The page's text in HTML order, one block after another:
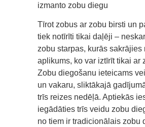
izmanto zobu diegu
Tīrot zobus ar zobu birsti un
tiek notīrīti tikai daļēji –
zobu starpas, kurās sakrājies
aplikums, ko var iztīrīt tikai ar
Zobu diegošanu ieteicams
un vakaru, sliktākajā
trīs reizes nedēļā. Aptiekās
iegādāties trīs veidu zobu
no tiem ir tradicionālais zobu